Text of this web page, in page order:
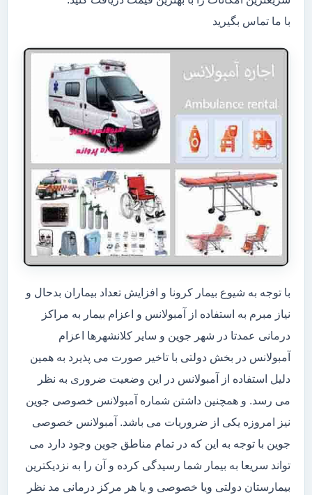
با ما تماس بگیرید
با توجه به شیوع بیمار کرونا و افزایش تعداد بیماران بدحال و
نیاز مبرم به استفاده از آمبولانس و اعزام بیمار به مراکز
درمانی عمدتا در شهر جوین و سایر کلانشهرها اعزام
آمبولانس در بخش دولتی با تاخیر صورت می پذیرد به همین
دلیل استفاده از آمبولانس در این وضعیت ضروری به نظر
می رسد. و همچنین داشتن شماره آمبولانس خصوصی جوین
نیز امروزه یکی از ضروریات می باشد. آمبولانس خصوصی
جوین با توجه به این که در تمام مناطق جوین وجود دارد می
تواند سریعا به بیمار شما رسیدگی کرده و آن را به نزدیکترین
بیمارستان دولتی ویا خصوصی و یا هر مرکز درمانی مد نظر